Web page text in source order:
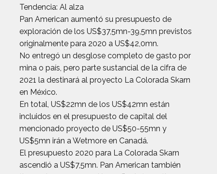
Tendencia: Al alza
Pan American aumentó su presupuesto de
exploración de los US$37,5mn-39,5mn previstos
originalmente para 2020 a US$42,0mn.
No entregó un desglose completo de gasto por
mina o país, pero parte sustancial de la cifra de
2021 la destinará al proyecto La Colorada Skarn
en México.
En total, US$22mn de los US$42mn están
incluidos en el presupuesto de capital del
mencionado proyecto de US$50-55mn y
US$5mn irán a Wetmore en Canadá.
El presupuesto 2020 para La Colorada Skarn
ascendió a US$7,5mn. Pan American también